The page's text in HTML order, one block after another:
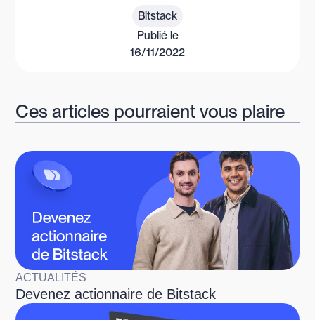
Bitstack
Publié le
16/11/2022
Ces articles pourraient vous plaire
ACTUALITÉS
Devenez actionnaire de Bitstack